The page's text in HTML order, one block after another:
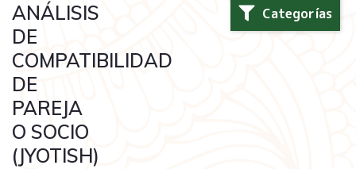
Categorías
ANÁLISIS
DE
COMPATIBILIDAD
DE
PAREJA
O SOCIO
(JYOTISH)